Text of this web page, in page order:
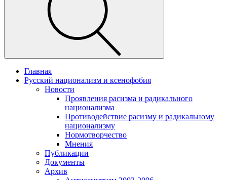
Главная
Русский национализм и ксенофобия
Новости
Проявления расизма и радикального
национализма
Противодействие расизму и радикальному
национализму
Нормотворчество
Мнения
Публикации
Документы
Архив